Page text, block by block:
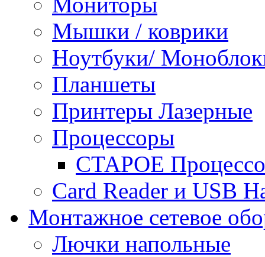
Мышки / коврики
Ноутбуки/
Планшеты
Принтеры Лазерные
Процессоры
СТАРОЕ
Сard Reader и USB
Монтажное сетевое
Лючки напольные